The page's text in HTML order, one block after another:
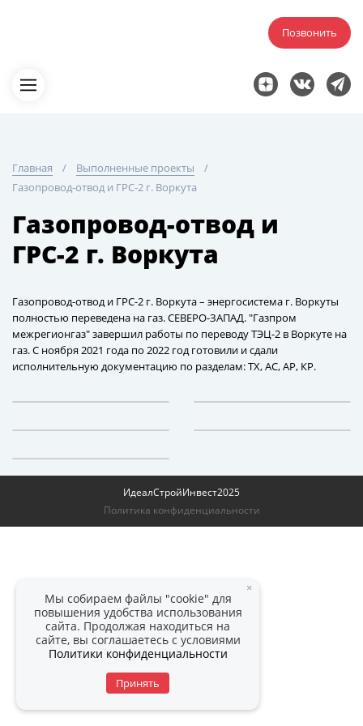
Позвонить
Главная
Выполненные проекты
Газопровод-отвод и ГРС-2 г. Воркута
Газопровод-отвод и
ГРС-2 г. Воркута
Газопровод-отвод и ГРС-2 г. Воркута – энергосистема г. Воркуты
полностью переведена на газ. СЕВЕРО-ЗАПАД. "Газпром
межрегионгаз" завершил работы по переводу ТЭЦ-2 в Воркуте на
газ. С ноября 2021 года по 2022 год готовили и сдали
исполнительную документацию по разделам: ТХ, АС, АР, КР.
ИдеалСтройИнвест2025
Политика конфиденциальности
×
Мы собираем файлы "cookie" для
повышения удобства использования
сайта. Продолжая находиться на
сайте, вы соглашаетесь с условиями
Политики конфиденциальности
Принять